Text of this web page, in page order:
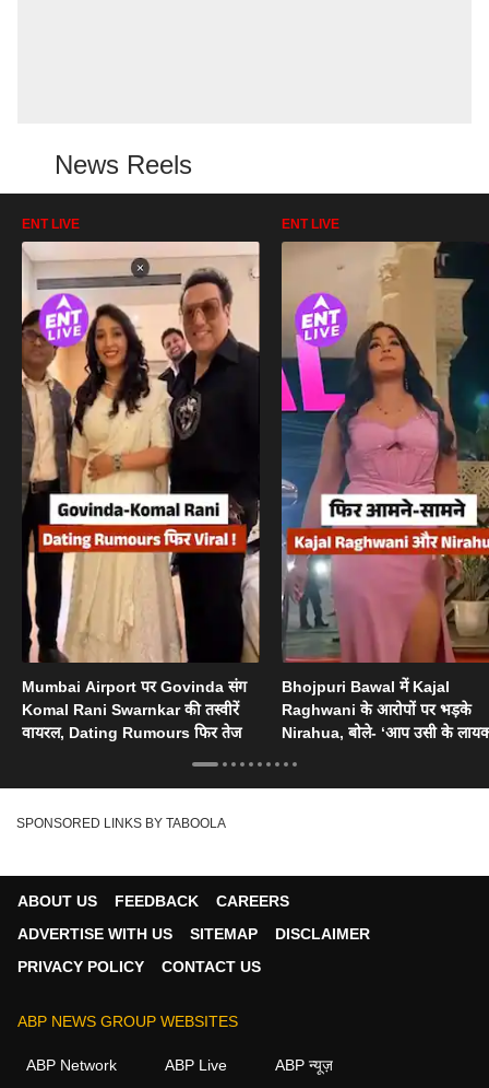
News Reels
ENT LIVE
Mumbai Airport पर Govinda संग
Komal Rani Swarnkar की तस्वीरें
वायरल, Dating Rumours फिर तेज
ENT LIVE
Bhojpuri Bawal में Kajal
Raghwani के आरोपों पर भड़के
Nirahua, बोले- ‘आप उसी के लायक
SPONSORED LINKS BY TABOOLA
ABOUT US FEEDBACK
CAREERS
ADVERTISE WITH US
SITEMAP
DISCLAIMER
PRIVACY POLICY
CONTACT US
ABP NEWS GROUP WEBSITES
ABP Network ABP Live ABP न्यूज़